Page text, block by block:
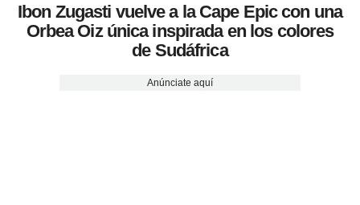
Ibon Zugasti vuelve a la Cape Epic con una
Orbea Oiz única inspirada en los colores
de Sudáfrica
Anúnciate aquí